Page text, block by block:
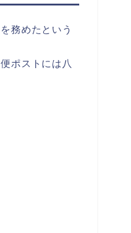
務めたという
ポストには八